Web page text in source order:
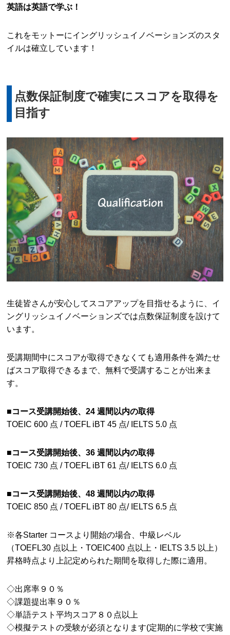
英語は英語で学ぶ！
これをモットーにイングリッシュイノベーションズのスタ
イルは確立しています！
点数保証制度で確実にスコアを取得を
目指す
生徒皆さんが安心してスコアアップを目指せるように、イ
ングリッシュイノベーションズでは点数保証制度を設けて
います。
受講期間中にスコアが取得できなくても適用条件を満たせ
ばスコア取得できるまで、無料で受講することが出来ま
す。
■コース受講開始後、24 週間以内の取得
TOEIC 600 点 / TOEFL iBT 45 点/ IELTS 5.0 点
■コース受講開始後、36 週間以内の取得
TOEIC 730 点 / TOEFL iBT 61 点/ IELTS 6.0 点
■コース受講開始後、48 週間以内の取得
TOEIC 850 点 / TOEFL iBT 80 点/ IELTS 6.5 点
※各Starter コースより開始の場合、中級レベル
（TOEFL30 点以上・TOEIC400 点以上・IELTS 3.5 以上）
昇格時点より上記定められた期間を取得した際に適用。
◇出席率９０％
◇課題提出率９０％
◇単語テスト平均スコア８０点以上
◇模擬テストの受験が必須となります(定期的に学校で実施